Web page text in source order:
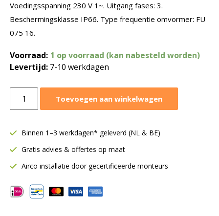
Voedingsspanning 230 V 1~. Uitgang fases: 3.
Beschermingsklasse IP66. Type frequentie omvormer: FU
075 16.
Voorraad: 1 op voorraad (kan nabesteld worden)
Levertijd: 7-10 werkdagen
frequentie
0-
1~
|
MPS
280
Toevoegen aan winkelwagen
Binnen 1–3 werkdagen* geleverd (NL & BE)
Gratis advies & offertes op maat
Airco installatie door gecertificeerde monteurs